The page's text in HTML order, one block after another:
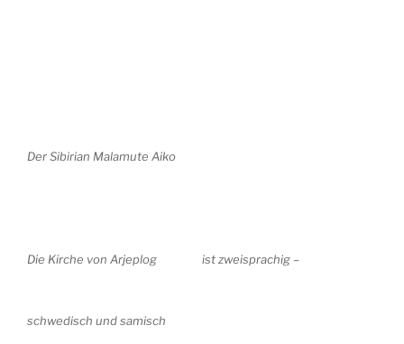
Der Sibirian Malamute Aiko
Die Kirche von Arjeplog ist zweisprachig –
schwedisch und samisch